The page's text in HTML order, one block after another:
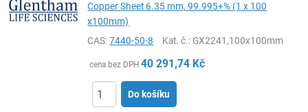
Copper Sheet 6.35 mm, 99.995+% (1 x 100
x100mm)
CAS:7440-50-8 Kat. č.: GX2241,100x100mm
cena bez DPH 40 291,74 Kč
Do košíku